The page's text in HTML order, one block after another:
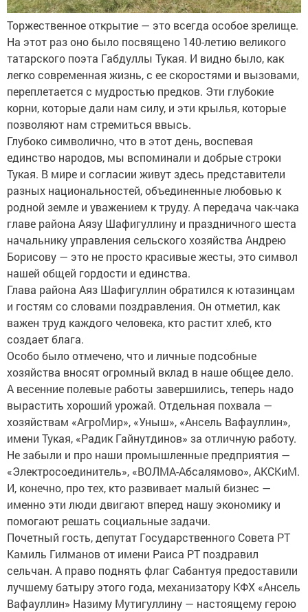
Торжественное открытие — это всегда особое зрелище.
На этот раз оно было посвящено 140-летию великого
татарского поэта Габдуллы Тукая. И видно было, как
легко современная жизнь, с ее скоростями и вызовами,
переплетается с мудростью предков. Эти глубокие
корни, которые дали нам силу, и эти крылья, которые
позволяют нам стремиться ввысь.
Глубоко символично, что в этот день, воспевая
единство народов, мы вспоминали и добрые строки
Тукая. В мире и согласии живут здесь представители
разных национальностей, объединенные любовью к
родной земле и уважением к труду. А передача чак-чака
главе района Аязу Шафигуллину и праздничного шеста
начальнику управления сельского хозяйства Андрею
Борисову — это не просто красивые жесты, это символ
нашей общей гордости и единства.
Глава района Аяз Шафигуллин обратился к ютазинцам
и гостям со словами поздравления. Он отметил, как
важен труд каждого человека, кто растит хлеб, кто
создает блага.
Особо было отмечено, что и личные подсобные
хозяйства вносят огромный вклад в наше общее дело.
А весенние полевые работы завершились, теперь надо
вырастить хороший урожай. Отдельная похвала —
хозяйствам «АгроМир», «Уныш», «Ансель Вафауллин»,
имени Тукая, «Радик Гайнутдинов» за отличную работу.
Не забыли и про наши промышленные предприятия —
«Электросоединитель», «ВОЛМА-Абсалямово», АКСКиМ.
И, конечно, про тех, кто развивает малый бизнес —
именно эти люди двигают вперед нашу экономику и
помогают решать социальные задачи.
Почетный гость, депутат Государственного Совета РТ
Камиль Гилманов от имени Раиса РТ поздравил
сельчан. А право поднять флаг Сабантуя предоставили
лучшему батыру этого года, механизатору КФХ «Ансель
Вафауллин» Назиму Мутигуллину — настоящему герою